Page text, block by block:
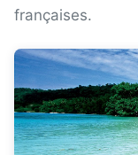
françaises.